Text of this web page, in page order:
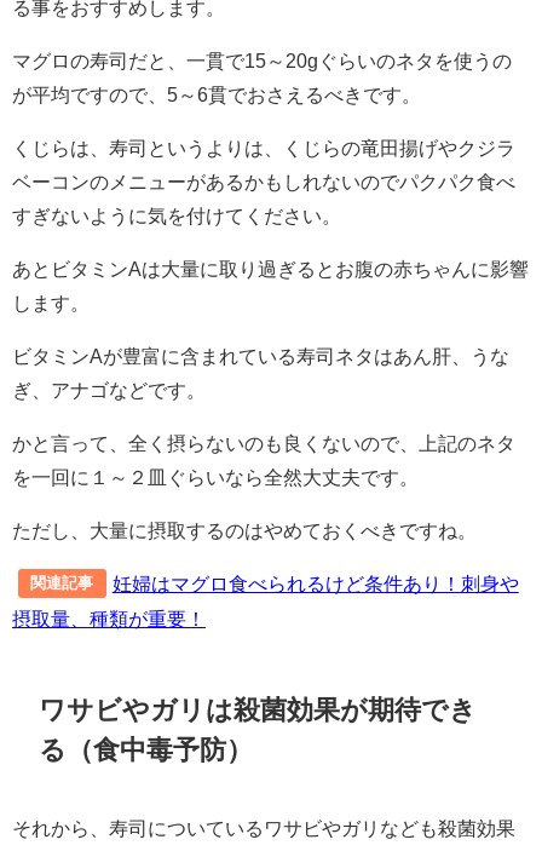
る事をおすすめします。
マグロの寿司だと、一貫で15～20gぐらいのネタを使うの
が平均ですので、5～6貫でおさえるべきです。
くじらは、寿司というよりは、くじらの竜田揚げやクジラ
ベーコンのメニューがあるかもしれないのでパクパク食べ
すぎないように気を付けてください。
あとビタミンAは大量に取り過ぎるとお腹の赤ちゃんに影響
します。
ビタミンAが豊富に含まれている寿司ネタはあん肝、うな
ぎ、アナゴなどです。
かと言って、全く摂らないのも良くないので、上記のネタ
を一回に１～２皿ぐらいなら全然大丈夫です。
ただし、大量に摂取するのはやめておくべきですね。
関連記事
妊婦はマグロ食べられるけど条件あり！刺身や
摂取量、種類が重要！
ワサビやガリは殺菌効果が期待でき
る（食中毒予防）
それから、寿司についているワサビやガリなども殺菌効果